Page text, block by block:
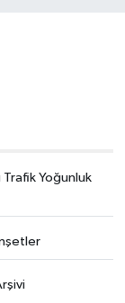
Trafik Yoğunluk